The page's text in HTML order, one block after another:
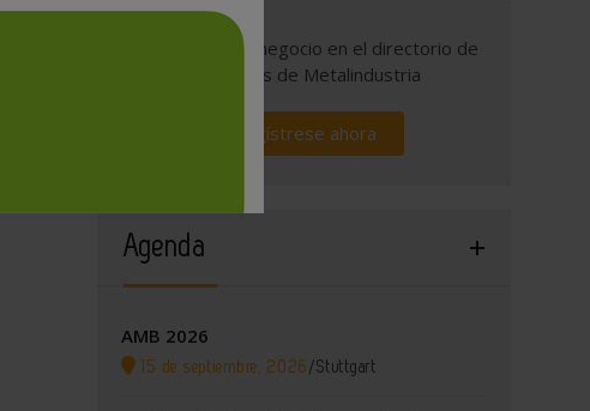
Promocione su negocio en el directorio de
empresas de Metalindustria
Regístrese ahora
Agenda
AMB 2026
15 de septiembre, 2026 /Stuttgart